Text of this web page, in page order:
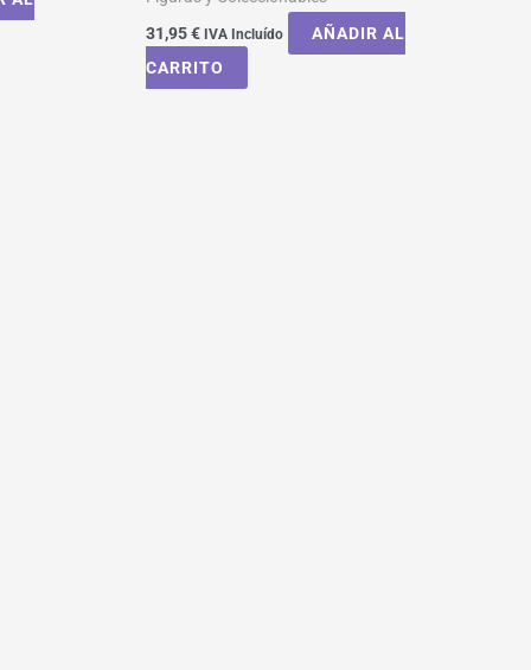
31,95€ IVA Incluído
AÑADIR AL
CARRITO